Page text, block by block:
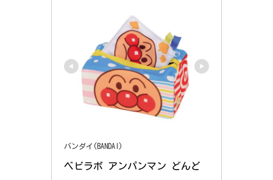
バンダイ(BANDAI)
ベビラボ アンパンマン どんど